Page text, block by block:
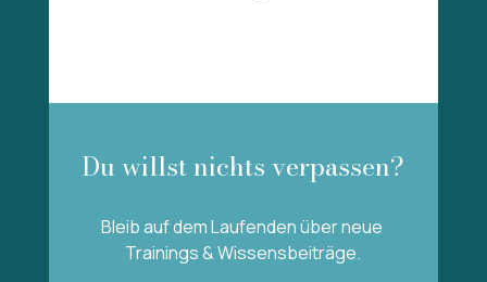
Du willst nichts verpassen?
Bleib auf dem Laufenden über neue
Trainings & Wissensbeiträge.